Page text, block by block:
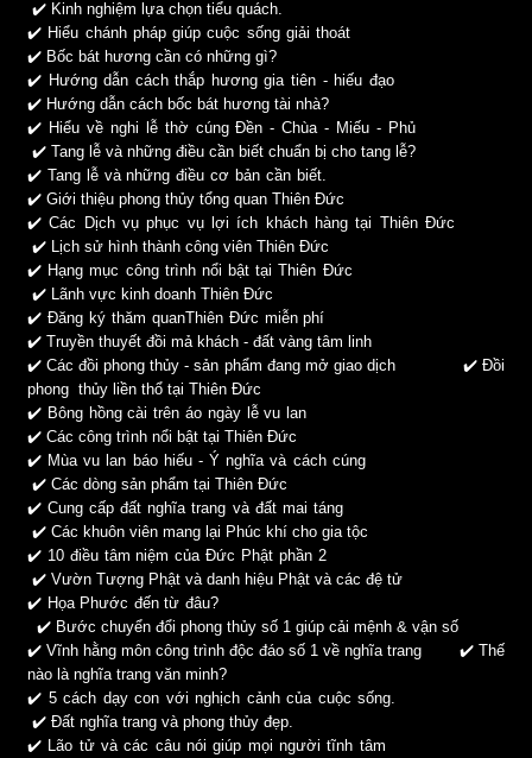
✔️ Kinh nghiệm lựa chọn tiểu quách.
✔️ Hiểu chánh pháp giúp cuộc sống giải thoát
✔️ Bốc bát hương cần có những gì?
✔️ Hướng dẫn cách thắp hương gia tiên - hiếu đạo
✔️ Hướng dẫn cách bốc bát hương tài nhà?
✔️ Hiểu về nghi lễ thờ cúng Đền - Chùa - Miếu - Phủ
✔️ Tang lễ và những điều cần biết chuẩn bị cho tang lễ?
✔️ Tang lễ và những điều cơ bản cần biết.
✔️ Giới thiệu phong thủy tổng quan Thiên Đức
✔️Các Dịch vụ phục vụ lợi ích khách hàng tại Thiên Đức
✔️ Lịch sử hình thành công viên Thiên Đức
✔️ Hạng mục công trình nổi bật tại Thiên Đức
✔️ Lãnh vực kinh doanh Thiên Đức
✔️ Đăng ký thăm quanThiên Đức miễn phí
✔️ Truyền thuyết đồi mả khách - đất vàng tâm linh
✔️Các đồi phong thủy - sản phẩm đang mở giao dịch✔️Đồi
phong thủy liền thổ tại Thiên Đức
✔️ Bông hồng cài trên áo ngày lễ vu lan
✔️ Các công trình nổi bật tại Thiên Đức
✔️ Mùa vu lan báo hiếu - Ý nghĩa và cách cúng
✔️ Các dòng sản phẩm tại Thiên Đức
✔️Cung cấp đất nghĩa trang và đất mai táng
✔️ Các khuôn viên mang lại Phúc khí cho gia tộc
✔️ 10 điều tâm niệm của Đức Phật phần 2
✔️ Vườn Tượng Phật và danh hiệu Phật và các đệ tử
✔️ Họa Phước đến từ đâu?
✔️ Bước chuyển đổi phong thủy số 1 giúp cải mệnh & vận số
✔️ Vĩnh hằng môn công trình độc đáo số 1 về nghĩa trang ✔️ Thế
nào là nghĩa trang văn minh?
✔️ 5 cách dạy con với nghịch cảnh của cuộc sống.
✔️ Đất nghĩa trang và phong thủy đẹp.
✔️ Lão tử và các câu nói giúp mọi người tĩnh tâm